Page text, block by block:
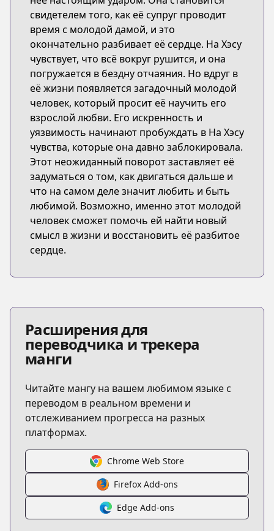
свидетелем того, как её супруг проводит
время с молодой дамой, и это
окончательно разбивает её сердце. На Хэсу
чувствует, что всё вокруг рушится, и она
погружается в бездну отчаяния. Но вдруг в
её жизни появляется загадочный молодой
человек, который просит её научить его
взрослой любви. Его искренность и
уязвимость начинают пробуждать в На Хэсу
чувства, которые она давно заблокировала.
Этот неожиданный поворот заставляет её
задуматься о том, как двигаться дальше и
что на самом деле значит любить и быть
любимой. Возможно, именно этот молодой
человек сможет помочь ей найти новый
смысл в жизни и восстановить её разбитое
сердце.
Расширения для
переводчика и трекера
манги
Читайте мангу на вашем любимом языке с
переводом в реальном времени и
отслеживанием прогресса на разных
платформах.
Chrome Web Store
Firefox Add-ons
Edge Add-ons